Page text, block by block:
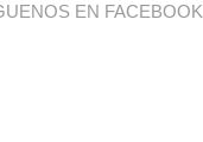
EN FACEBOOK